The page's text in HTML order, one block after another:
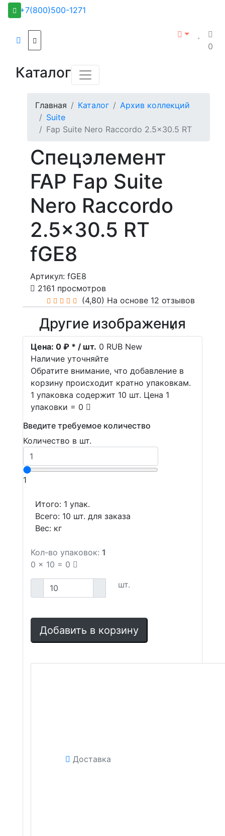
+7(800)500-1271
0
Каталог
Главная Каталог
Архив коллекций
Suite
Fap Suite Nero Raccordo 2.5x30.5 RT
Спецэлемент
FAP Fap Suite
Nero Raccordo
2.5x30.5 RT
fGE8
Артикул: fGE8
2161 просмотров
(4,80) На основе 12 отзывов
Другие изображения
Цена: 0 ₽ * / шт. 0 RUB New
Наличие уточняйте
Обратите внимание, что добавление в
корзину происходит кратно упаковкам.
1 упаковка содержит 10 шт. Цена 1
упаковки = 0
Введите требуемое количество
Количество в шт.
1
Итого: 1 упак.
Всего: 10 шт. для заказа
Вес: кг
Кол-во упаковок: 1
0 x 10 = 0
шт.
Добавить в корзину
Доставка